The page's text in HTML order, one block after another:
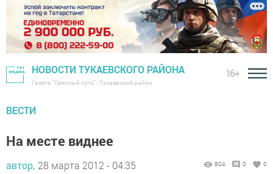
НОВОСТИ ТУКАЕВСКОГО РАЙОНА
Газета "Светлый путь" - Тукаевский район
16+
ВЕСТИ
На месте виднее
автор, 28 марта 2012 - 04:35 804 0 0